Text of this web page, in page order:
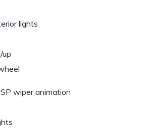
lights
wiper animation